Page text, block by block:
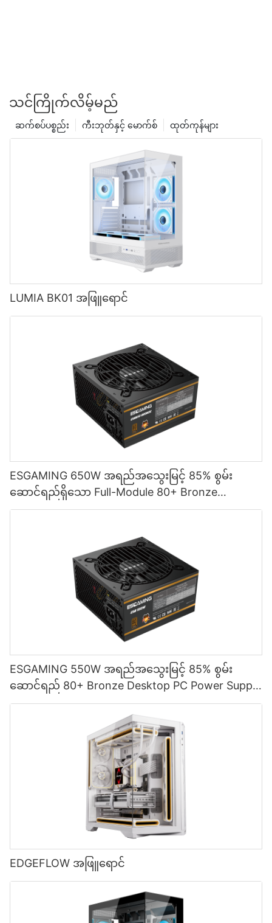
သင်ကြိုက်လိမ့်မည်
ထုတ်ကုန်များ
ကီးဘုတ်နှင့် မောက်စ်
ဆက်စပ်ပစ္စည်း
LUMIA BK01 အဖြူရောင်
ESGAMING 650W အရည်အသွေးမြင့် 85% စွမ်း
ဆောင်ရည်ရှိသော Full-Module 80+ Bronze
Desktop PC Power Supply ထောက်ပံ့မှု ESB650W
ESGAMING 550W အရည်အသွေးမြင့် 85% စွမ်း
ဆောင်ရည် 80+ Bronze Desktop PC Power Supply
ထောက်ပံ့ရေးပစ္စည်းများ ESB550W
EDGEFLOW အဖြူရောင်